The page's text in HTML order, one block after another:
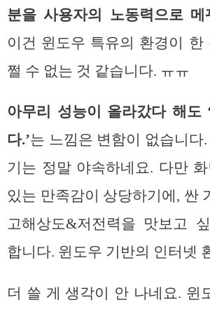
분을 사용자의 노동력으로 메
이건 윈도우 특유의 환경이 한
쩔 수 없는 것 같습니다. ㅠㅠ
아무리 성능이 올라갔다 해도
다.’는 느낌은 변함이 없습니다
기는 정말 야속하네요. 다만
있는 만족감이 상당하기에, 싼
고해상도&저전력을 맛보고
합니다. 윈도우 기반의 인터넷
더 쓸 게 생각이 안 나네요. 윈